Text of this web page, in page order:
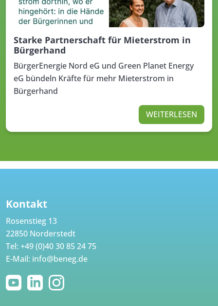
Starke Partnerschaft für Mieterstrom in
Bürgerhand
BürgerEnergie Nord eG und Green Planet Energy
eG bündeln Kräfte für mehr Mieterstrom in
Bürgerhand
WEITERLESEN
Kontakt
Rosenstieg 13
22850 Norderstedt
Tel: +49 (0)40 30 85 24 75
E-Mail: info@beneg.de